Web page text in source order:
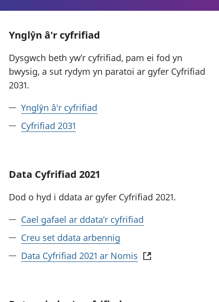
Ynglŷn â'r cyfrifiad
Dysgwch beth yw’r cyfrifiad, pam ei fod yn
bwysig, a sut rydym yn paratoi ar gyfer Cyfrifiad
2031.
Ynglŷn â'r cyfrifiad
Cyfrifiad 2031
Data Cyfrifiad 2021
Dod o hyd i ddata ar gyfer Cyfrifiad 2021.
Cael gafael ar ddata’r cyfrifiad
Creu set ddata arbennig
Data Cyfrifiad 2021 ar Nomis